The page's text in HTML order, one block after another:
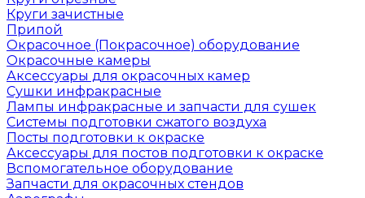
Круги зачистные
Припой
Окрасочное (Покрасочное) оборудование
Окрасочные камеры
Аксессуары для окрасочных камер
Сушки инфракрасные
Лампы инфракрасные и запчасти для сушек
Системы подготовки сжатого воздуха
Посты подготовки к окраске
Аксессуары для постов подготовки к окраске
Вспомогательное оборудование
Запчасти для окрасочных стендов